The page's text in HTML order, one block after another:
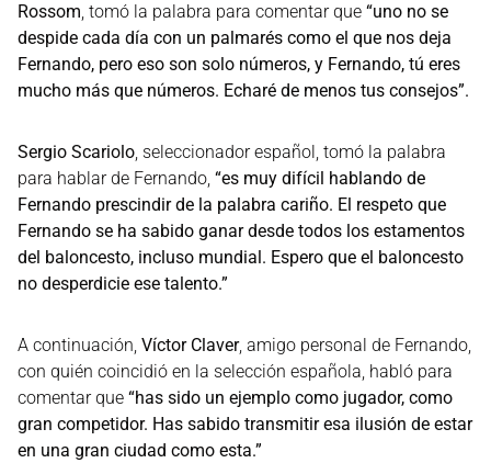
Rossom, tomó la palabra para comentar que “uno no se
despide cada día con un palmarés como el que nos deja
Fernando, pero eso son solo números, y Fernando, tú eres
mucho más que números. Echaré de menos tus consejos”.
Sergio Scariolo, seleccionador español, tomó la palabra
para hablar de Fernando, “es muy difícil hablando de
Fernando prescindir de la palabra cariño. El respeto que
Fernando se ha sabido ganar desde todos los estamentos
del baloncesto, incluso mundial. Espero que el baloncesto
no desperdicie ese talento.”
A continuación, Víctor Claver, amigo personal de Fernando,
con quién coincidió en la selección española, habló para
comentar que “has sido un ejemplo como jugador, como
gran competidor. Has sabido transmitir esa ilusión de estar
en una gran ciudad como esta.”